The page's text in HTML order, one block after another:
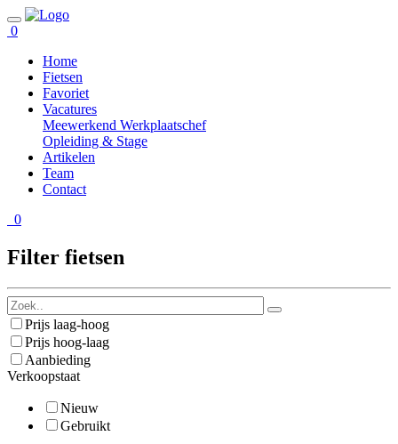
0
Home
Fietsen
Favoriet
Vacatures
Meewerkend Werkplaatschef
Opleiding & Stage
Artikelen
Team
Contact
0
Filter fietsen
Prijs laag-hoog
Prijs hoog-laag
Aanbieding
Verkoopstaat
Nieuw
Gebruikt